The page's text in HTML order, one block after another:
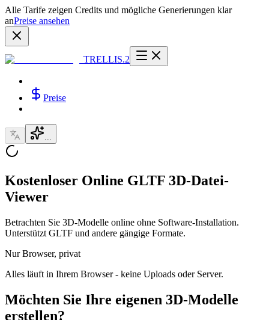
Alle Tarife zeigen Credits und mögliche Generierungen klar
anPreise ansehen
TRELLIS.2
Preise
...
Kostenloser Online GLTF 3D-Datei-
Viewer
Betrachten Sie 3D-Modelle online ohne Software-Installation.
Unterstützt GLTF und andere gängige Formate.
Nur Browser, privat
Alles läuft in Ihrem Browser - keine Uploads oder Server.
Möchten Sie Ihre eigenen 3D-Modelle
erstellen?